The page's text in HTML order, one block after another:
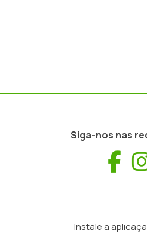
Siga-nos nas
Instale a